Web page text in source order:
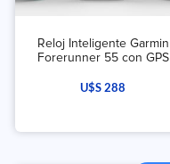
Reloj Inteligente Garmin
Forerunner 55 con GPS
U$S288